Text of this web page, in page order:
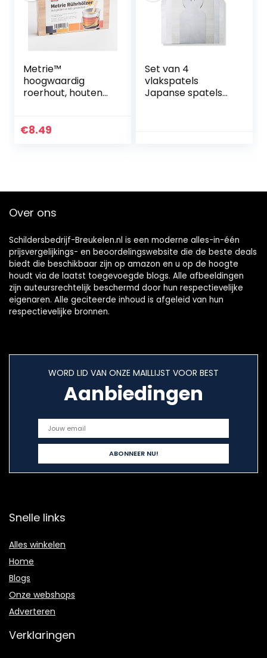
Metrie™
hoogwaardig
roerhout, houten
(26 x 1,6 cm),
€8.49
Set van 4
vlakspatels
Japanse spatels
Over ons
Schildersbedrijf-Breukelen.nl is een moderne alles-in-één
prijsvergelijkings- en beoordelingswebsite die de beste deals
biedt die beschikbaar zijn op amazon en u op de hoogte
houdt via de laatst toegevoegde blogs. Alle afbeeldingen
zijn auteursrechtelijk beschermd door hun respectievelijke
eigenaren. Alle geciteerde inhoud is afgeleid van hun
respectievelijke bronnen.
WORD LID VAN ONZE MAILLIJST VOOR BEST
Aanbiedingen
Snelle links
Alles winkelen
Home
Blogs
Onze webshops
Adverteren
Verklaringen